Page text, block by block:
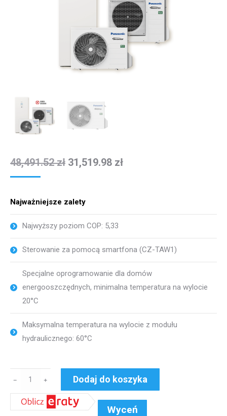
48,491.52zł 31,519.98 zł
Najważniejsze zalety
Najwyższy poziom COP: 5,33
Sterowanie za pomocą smartfona (CZ-TAW1)
Specjalne oprogramowanie dla domów
energooszczędnych, minimalna temperatura na wylocie
20°C
Maksymalna temperatura na wylocie z modułu
hydraulicznego: 60°C
Pompa
﹣ ﹢ Dodaj do koszyka
Wyceń